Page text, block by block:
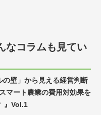
なコラムも見てい
の壁」から見える経営判断
マート農業の費用対効果を
』Vol.1